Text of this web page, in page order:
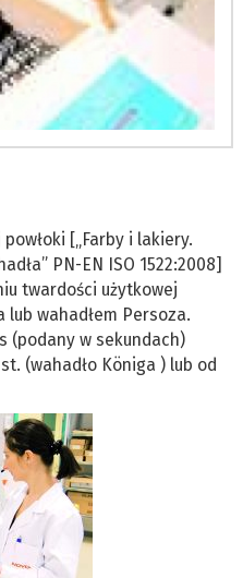
[„Farby i lakiery.
PN-EN ISO 1522:2008]
twardości użytkowej
lub wahadłem Persoza.
(podany w sekundach)
(wahadło Königa ) lub od